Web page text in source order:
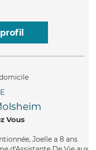
Vous
Joelle a 8 ans